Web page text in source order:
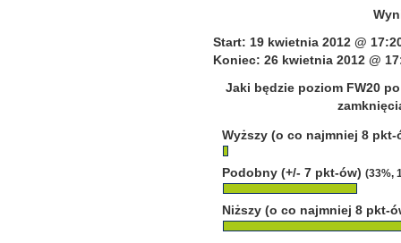
Start: 19 kwietnia 2012 @
Koniec: 26 kwietnia 2012 @
Jaki będzie poziom FW20
Wyższy (o co najmniej 8
Podobny (+/- 7 pkt-ów) (33%,
Niższy (o co najmniej 8 pkt-